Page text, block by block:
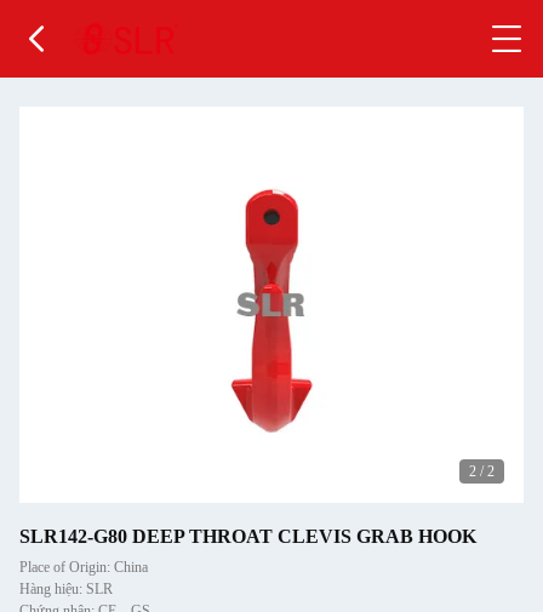
2 / 2
SLR142-G80 DEEP THROAT CLEVIS GRAB HOOK
Place of Origin: China
Hàng hiệu: SLR